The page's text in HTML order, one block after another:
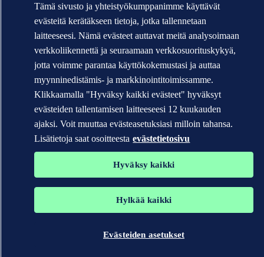
Tavaramerkit DNV GL®, DNV®, Horizon Graphic ja Det Norske
Veritas® ovat Det Norske Veritas -konserniin kuuluvien yritysten
WHEN TRUST MATTERS
Tämä sivusto ja yhteistyökumppanimme käyttävät
evästeitä kerätäkseen tietoja, jotka tallennetaan
laitteeseesi. Nämä evästeet auttavat meitä analysoimaan
verkkoliikennettä ja seuraamaan verkkosuorituskykyä,
jotta voimme parantaa käyttökokemustasi ja auttaa
myynninedistämis- ja markkinointitoimissamme.
Klikkaamalla "Hyväksy kaikki evästeet" hyväksyt
evästeiden tallentamisen laitteeseesi 12 kuukauden
ajaksi. Voit muuttaa evästeasetuksiasi milloin tahansa.
Lisätietoja saat osoitteesta evästetietosivu
Hyväksy kaikki
Hylkää kaikki
Evästeiden asetukset